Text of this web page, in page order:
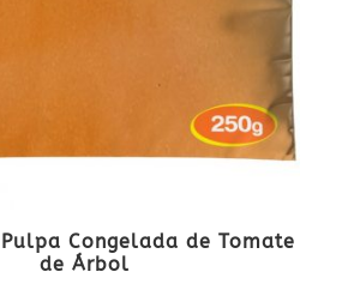
Congelada de Tomate
de Árbol